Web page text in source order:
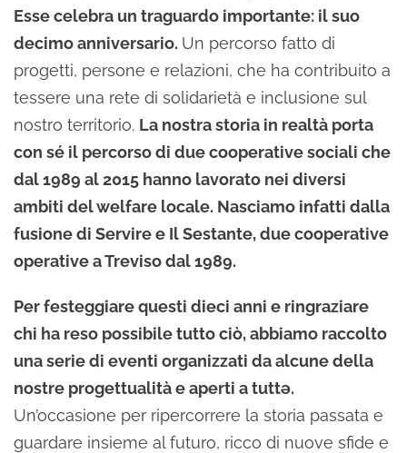
Esse celebra un traguardo importante: il suo
decimo anniversario. Un percorso fatto di
progetti, persone e relazioni, che ha contribuito a
tessere una rete di solidarietà e inclusione sul
nostro territorio. La nostra storia in realtà porta
con sé il percorso di due cooperative sociali che
dal 1989 al 2015 hanno lavorato nei diversi
ambiti del welfare locale. Nasciamo infatti dalla
fusione di Servire e Il Sestante, due cooperative
operative a Treviso dal 1989.
Per festeggiare questi dieci anni e ringraziare
chi ha reso possibile tutto ciò, abbiamo raccolto
una serie di eventi organizzati da alcune della
nostre progettualità e aperti a tuttə.
Un’occasione per ripercorrere la storia passata e
guardare insieme al futuro, ricco di nuove sfide e